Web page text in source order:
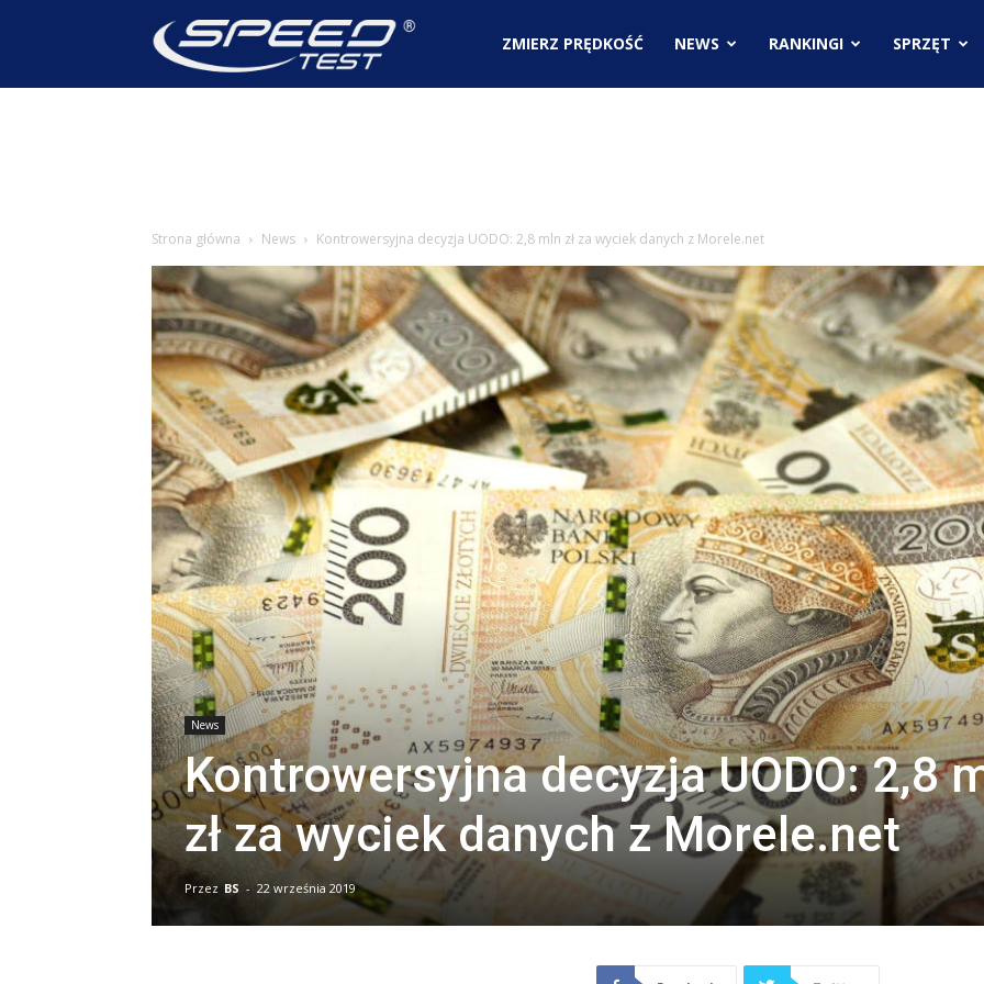
SpeedTest.plZMIERZ PRĘDKOŚĆ NEWS RANKINGI SPRZĘT
Strona główna News Kontrowersyjna decyzja UODO: 2,8 mln zł za wyciek danych z Morele.net
News
Kontrowersyjna decyzja UODO: 2,8
zł za wyciek danych z Morele.net
Przez BS - 22 września 2019